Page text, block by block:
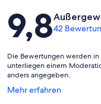
Bewertungen
9,842
Die Bewertungen werden
unterliegen einem
anders angegeben.
Mehr erfahren
Wird